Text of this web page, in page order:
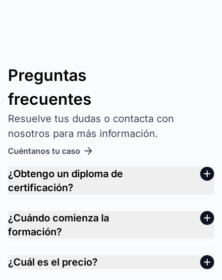
Preguntas
frecuentes
Resuelve tus dudas o contacta con
nosotros para más información.
Cuéntanos tu caso
¿Obtengo un diploma de
certificación?
¿Cuándo comienza la
formación?
¿Cuál es el precio?